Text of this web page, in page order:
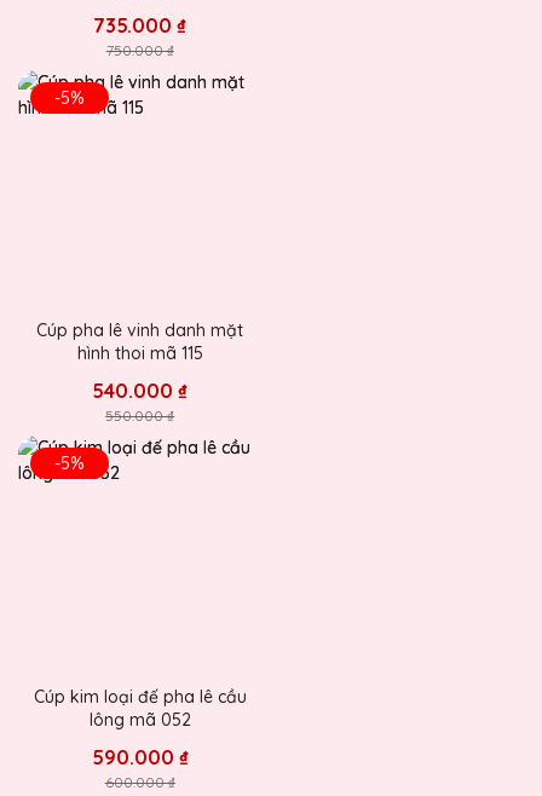
735.000 ₫
750.000 ₫
-5%
Cúp pha lê vinh danh mặt
hình thoi mã 115
540.000 ₫
550.000 ₫
-5%
Cúp kim loại đế pha lê cầu
lông mã 052
590.000 ₫
600.000 ₫